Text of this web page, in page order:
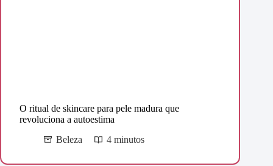
O ritual de skincare para pele madura que
revoluciona a autoestima
Beleza
4 minutos